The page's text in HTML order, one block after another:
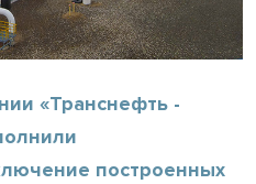
«Транснефть -
построенных